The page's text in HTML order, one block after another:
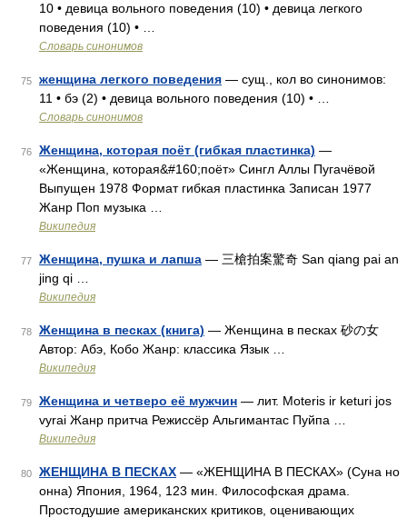
10 • девица вольного поведения (10) • девица легкого
поведения (10) • …
Словарь синонимов
75 женщина легкого поведения — сущ., кол во синонимов:
11 • бэ (2) • девица вольного поведения (10) • …
Словарь синонимов
76 Женщина, которая поёт (гибкая пластинка) —
«Женщина, которая&#160;поёт» Сингл Аллы Пугачёвой
Выпущен 1978 Формат гибкая пластинка Записан 1977
Жанр Поп музыка …
Википедия
77 Женщина, пушка и лапша — 三槍拍案驚奇 San qiang pai an
jing qi …
Википедия
78 Женщина в песках (книга) — Женщина в песках 砂の女
Автор: Абэ, Кобо Жанр: классика Язык …
Википедия
79 Женщина и четверо её мужчин — лит. Moteris ir keturi jоs
vyrai Жанр притча Режиссёр Альгимантас Пуйпа …
Википедия
80 ЖЕНЩИНА В ПЕСКАХ — «ЖЕНЩИНА В ПЕСКАХ» (Суна но
онна) Япония, 1964, 123 мин. Философская драма.
Простодушие американских критиков, оценивающих